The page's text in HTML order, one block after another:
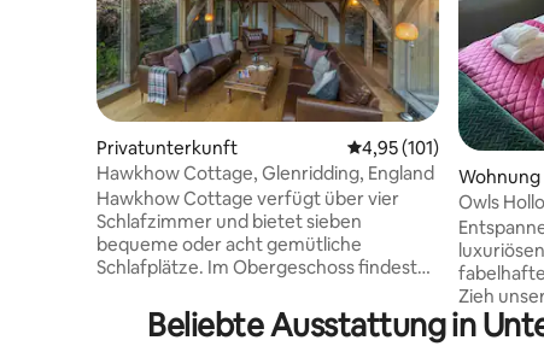
Privatunterkunft Durchschnittliche
4,95 (101)
Hawkhow Cottage, Glenridding, England
Hawkhow Cottage verfügt über vier
Schlafzimmer und bietet sieben
bequeme oder acht gemütliche
Schlafplätze. Im Obergeschoss findest
Kingsize-Bett, ein Doppelzimmer und ein
Zweibettzimmer) und ein Badezimmer
Wohnung
Owls
Wohnung
Zieh
und
Sauna
Beliebte Ausstattung in